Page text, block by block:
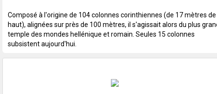
Composé à l'origine de 104 colonnes corinthiennes (de 17 mètres de
haut), alignées sur près de 100 mètres, il s'agissait alors du plus
temple des mondes hellénique et romain. Seules 15 colonnes
subsistent aujourd'hui.